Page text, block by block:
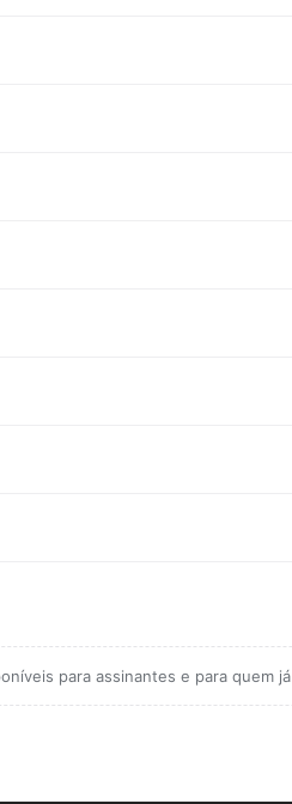
para assinantes e para quem